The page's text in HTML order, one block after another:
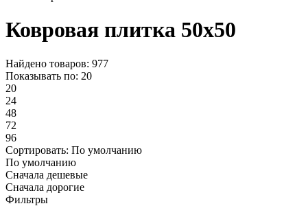
Ковровая плитка 50х50
Найдено товаров: 977
Показывать по: 20
20
24
48
72
96
Сортировать: По умолчанию
По умолчанию
Сначала дешевые
Сначала дорогие
Фильтры